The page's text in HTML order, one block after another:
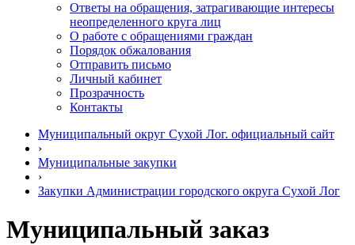
Ответы на обращения, затрагивающие интересы
неопределенного круга лиц
О работе с обращениями граждан
Порядок обжалования
Отправить письмо
Личный кабинет
Прозрачность
Контакты
Муниципальный округ Сухой Лог. официальный сайт
›
Муниципальные закупки
›
Закупки Администрации городского округа Сухой Лог
Муниципальный заказ